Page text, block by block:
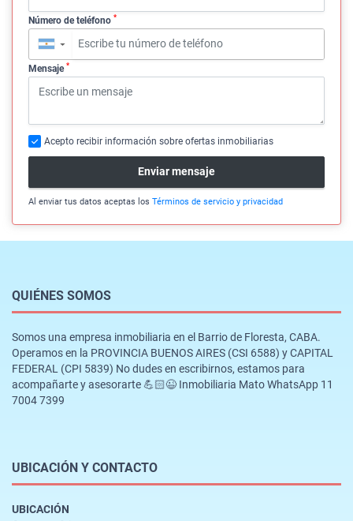
Número de teléfono *
▼
Mensaje *
Acepto recibir información sobre ofertas inmobiliarias
Enviar mensaje
Al enviar tus datos aceptas los Términos de servicio y privacidad
QUIÉNES SOMOS
Somos una empresa inmobiliaria en el Barrio de Floresta, CABA.
Operamos en la PROVINCIA BUENOS AIRES (CSI 6588) y CAPITAL
FEDERAL (CPI 5839) No dudes en escribirnos, estamos para
acompañarte y asesorarte 💪🏻😉 Inmobiliaria Mato WhatsApp 11
7004 7399
UBICACIÓN Y CONTACTO
UBICACIÓN